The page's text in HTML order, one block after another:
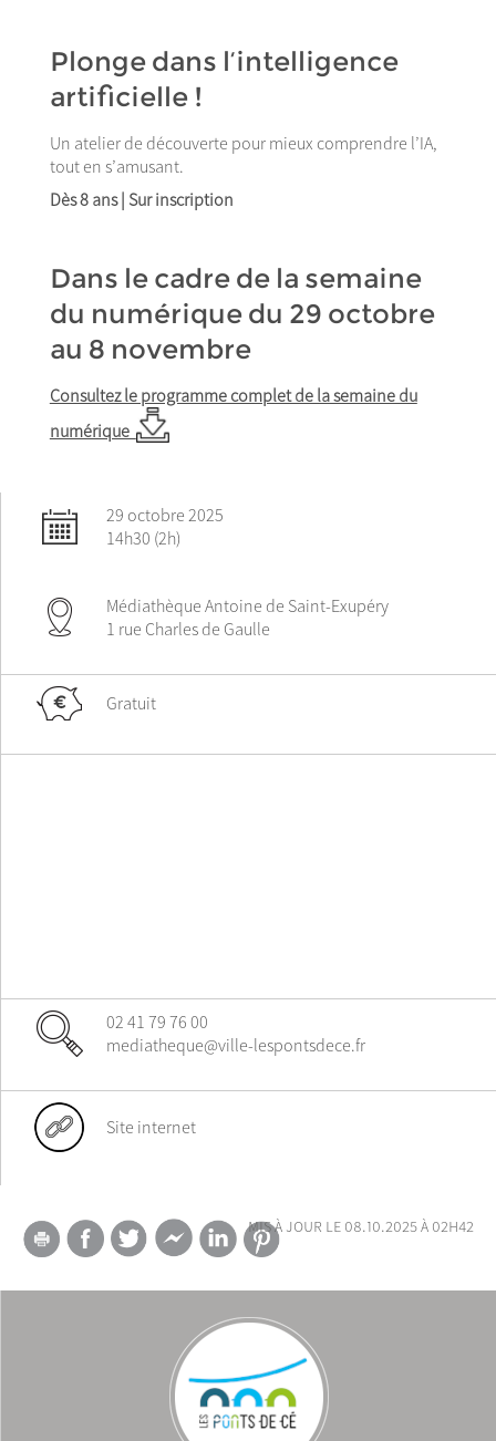
Plonge dans l’intelligence
artificielle !
Un atelier de découverte pour mieux comprendre l’IA,
tout en s’amusant.
Dès 8 ans | Sur inscription
Dans le cadre de la semaine
du numérique du 29 octobre
au 8 novembre
Consultez le programme complet de la semaine du
numérique
29 octobre 2025
14h30 (2h)
Médiathèque Antoine de Saint-Exupéry
1 rue Charles de Gaulle
Gratuit
02 41 79 76 00
mediatheque@ville-lespontsdece.fr
Site internet
mis à jour le 08.10.2025 à 02h42